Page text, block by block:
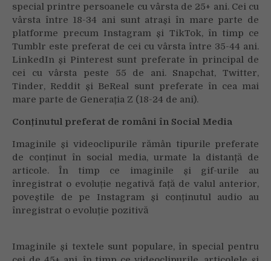
special printre persoanele cu vârsta de 25+ ani. Cei cu
vârsta între 18-34 ani sunt atrași în mare parte de
platforme precum Instagram și TikTok, în timp ce
Tumblr este preferat de cei cu vârsta între 35-44 ani.
LinkedIn și Pinterest sunt preferate în principal de
cei cu vârsta peste 55 de ani. Snapchat, Twitter,
Tinder, Reddit și BeReal sunt preferate în cea mai
mare parte de Generația Z (18-24 de ani).
Conținutul preferat de români în Social Media
Imaginile și videoclipurile rămân tipurile preferate
de conținut în social media, urmate la distanță de
articole. În timp ce imaginile și gif-urile au
înregistrat o evoluție negativă față de valul anterior,
poveștile de pe Instagram și conținutul audio au
înregistrat o evoluție pozitivă
Imaginile și textele sunt populare, în special pentru